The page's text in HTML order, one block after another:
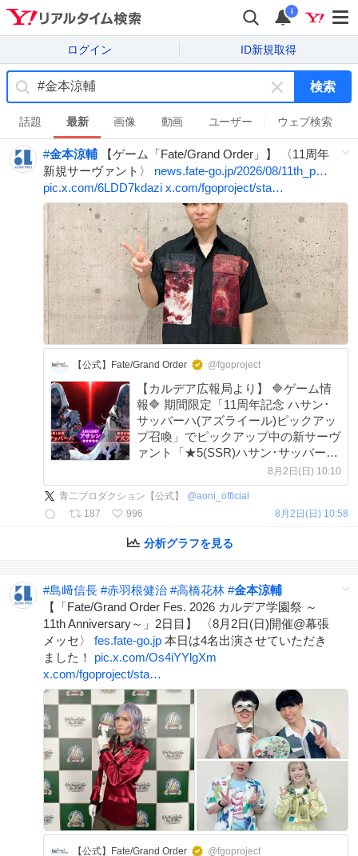
i
ログイン ID新規取得
キ
ー
ワ
ー
ド
を
消
検索
話題 最新 画像 動画 ユーザー ウェブ検索
#金本涼輔 【ゲーム「Fate/Grand Order」】 〈11周年
新規サーヴァント〉 news.fate-go.jp/2026/08/11th_p…
pic.x.com/6LDD7kdazi x.com/fgoproject/sta…
【公式】Fate/Grand Order @fgoproject
【カルデア広報局より】 🔷ゲーム情
報🔷 期間限定「11周年記念 ハサン･
サッバーハ(アズライール)ピックアッ
プ召喚」でピックアップ中の新サーヴ
ァント「★5(SSR)ハサン･サッバーハ
(アズライール)」をご紹介！ 本召喚は
8月23日(日)12:59まで開催！ 詳しくは
→news.fate-go.jp/2026/08/11th_p…
#FGO
8月2日(日) 10:10
青二プロダクション【公式】 @aoni_official
187
996 8月2日(日) 10:58
分析グラフを見る
#島﨑信長 #赤羽根健治 #高橋花林 #金本涼輔
【「Fate/Grand Order Fes. 2026 カルデア学園祭 ～
11th Anniversary～」2日目】 〈8月2日(日)開催@幕張
メッセ〉 fes.fate-go.jp 本日は4名出演させていただき
ました！ pic.x.com/Os4iYYlgXm
x.com/fgoproject/sta…
【公式】Fate/Grand Order @fgoproject